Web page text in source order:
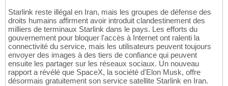
Starlink reste illégal en Iran, mais les groupes de défense des
droits humains affirment avoir introduit clandestinement des
milliers de terminaux Starlink dans le pays. Les efforts du
gouvernement pour bloquer l'accès à Internet ont ralenti la
connectivité du service, mais les utilisateurs peuvent toujours
envoyer des images à des tiers de confiance qui peuvent
ensuite les partager sur les réseaux sociaux. Un nouveau
rapport a révélé que SpaceX, la société d'Elon Musk, offre
désormais gratuitement son service satellite Starlink en Iran.